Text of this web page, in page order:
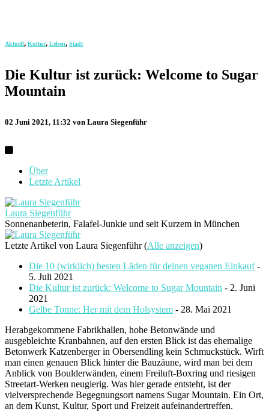
Aktuell, Kultur, Leben, Stadt
Die Kultur ist zurück: Welcome to Sugar
Mountain
02 Juni 2021, 11:32 von Laura Siegenführ
Über
Letzte Artikel
Laura Siegenführ
Sonnenanbeterin, Falafel-Junkie und seit Kurzem in München
Letzte Artikel von Laura Siegenführ(Alle anzeigen)
Die 10 (wirklich) besten Läden für deinen veganen Einkauf-
5. Juli 2021
Die Kultur ist zurück: Welcome to Sugar Mountain - 2. Juni
2021
Gelbe Tonne: Her mit dem Holsystem - 28. Mai 2021
Herabgekommene Fabrikhallen, hohe Betonwände und
ausgebleichte Kranbahnen, auf den ersten Blick ist das ehemalige
Betonwerk Katzenberger in Obersendling kein Schmuckstück. Wirft
man einen genauen Blick hinter die Bauzäune, wird man bei dem
Anblick von Boulderwänden, einem Freiluft-Boxring und riesigen
Streetart-Werken neugierig. Was hier gerade entsteht, ist der
vielversprechende Begegnungsort namens Sugar Mountain. Ein Ort,
an dem Kunst, Kultur, Sport und Freizeit aufeinandertreffen.